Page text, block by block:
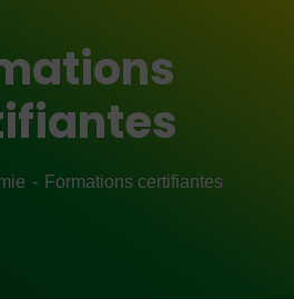
Formations certifiantes